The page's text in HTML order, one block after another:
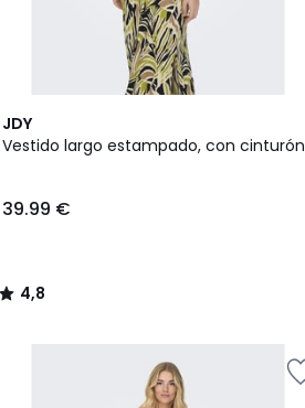
JDY
Vestido largo estampado, con cinturón
39.99 €
4,8
/ 5
4,8
/